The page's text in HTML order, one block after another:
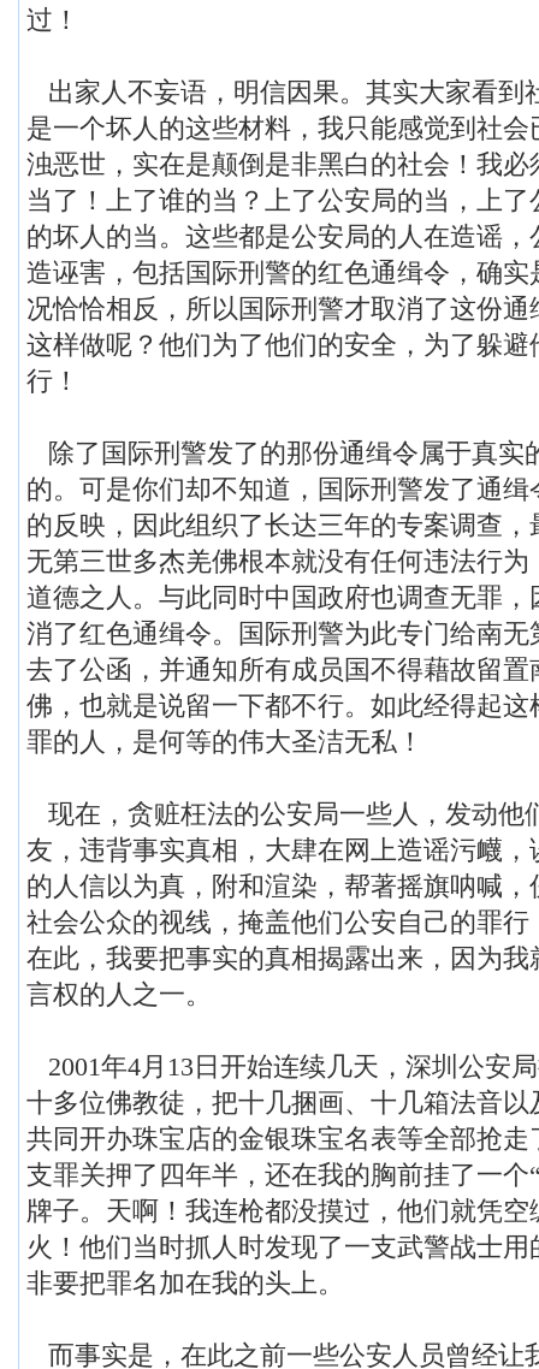
过！
出家人不妄语，明信因果。其实大家看到
是一个坏人的这些材料，我只能感觉到社
浊恶世，实在是颠倒是非黑白的社会！我
当了！上了谁的当？上了公安局的当，上
的坏人的当。这些都是公安局的人在造谣
造诬害，包括国际刑警的红色通缉令，确
况恰恰相反，所以国际刑警才取消了这份
这样做呢？他们为了他们的安全，为了躲
行！
除了国际刑警发了的那份通缉令属于真实
的。可是你们却不知道，国际刑警发了通
的反映，因此组织了长达三年的专案调查
无第三世多杰羌佛根本就没有任何违法行
道德之人。与此同时中国政府也调查无罪
消了红色通缉令。国际刑警为此专门给南
去了公函，并通知所有成员国不得藉故留
佛，也就是说留一下都不行。如此经得起
罪的人，是何等的伟大圣洁无私！
现在，贪赃枉法的公安局一些人，发动他
友，违背事实真相，大肆在网上造谣污衊
的人信以为真，附和渲染，帮著摇旗呐喊
社会公众的视线，掩盖他们公安自己的罪
在此，我要把事实的真相揭露出来，因为
言权的人之一。
2001年4月13日开始连续几天，深圳公安
十多位佛教徒，把十几捆画、十几箱法音
共同开办珠宝店的金银珠宝名表等全部抢
支罪关押了四年半，还在我的胸前挂了一个
牌子。天啊！我连枪都没摸过，他们就凭
火！他们当时抓人时发现了一支武警战士
非要把罪名加在我的头上。
而事实是，在此之前一些公安人员曾经让